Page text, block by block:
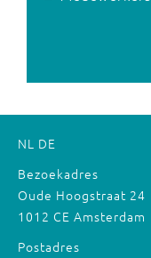
NL DE
Bezoekadres
Oude Hoogstraat 24
1012 CE Amsterdam
Postadres